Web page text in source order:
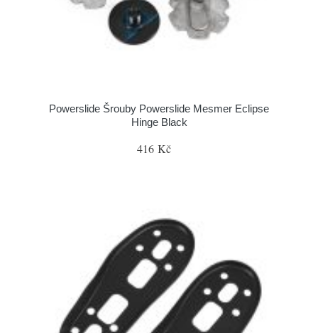
Powerslide Šrouby Powerslide Mesmer Eclipse
Hinge Black
416 Kč